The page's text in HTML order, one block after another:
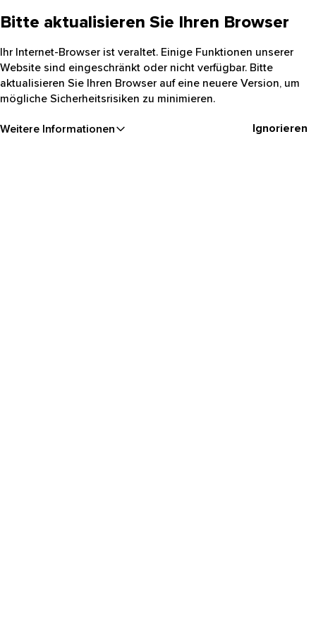
Bitte aktualisieren Sie Ihren Browser
Ihr Internet-Browser ist veraltet. Einige Funktionen unserer
Website sind eingeschränkt oder nicht verfügbar. Bitte
aktualisieren Sie Ihren Browser auf eine neuere Version, um
mögliche Sicherheitsrisiken zu minimieren.
Weitere Informationen Ignorieren